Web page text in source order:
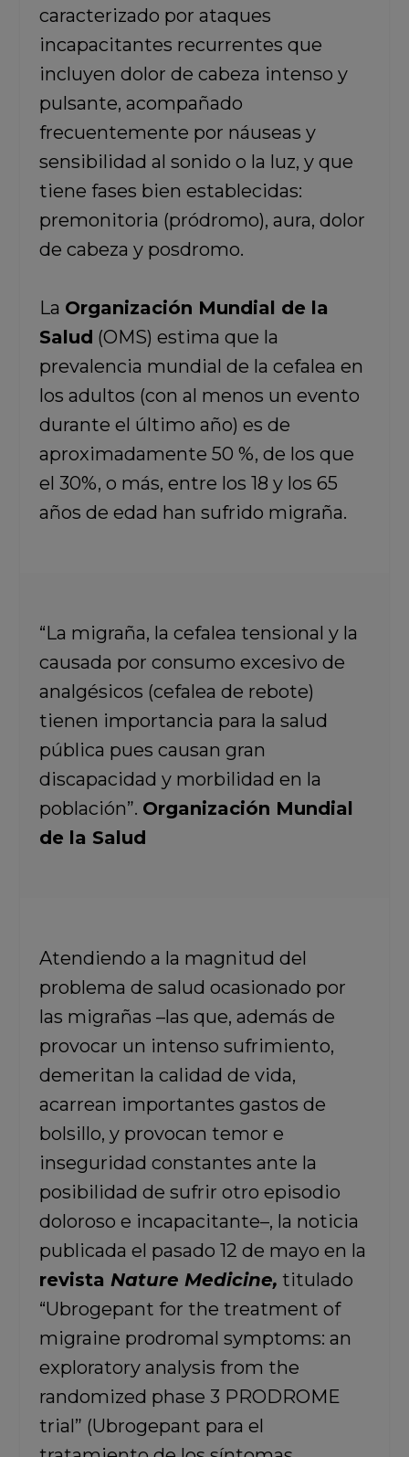
caracterizado por ataques
incapacitantes recurrentes que
incluyen dolor de cabeza intenso y
pulsante, acompañado
frecuentemente por náuseas y
sensibilidad al sonido o la luz, y que
tiene fases bien establecidas:
premonitoria (pródromo), aura, dolor
de cabeza y posdromo.
La Organización Mundial de la
Salud (OMS) estima que la
prevalencia mundial de la cefalea en
los adultos (con al menos un evento
durante el último año) es de
aproximadamente 50 %, de los que
el 30%, o más, entre los 18 y los 65
años de edad han sufrido migraña.
“La migraña, la cefalea tensional y la
causada por consumo excesivo de
analgésicos (cefalea de rebote)
tienen importancia para la salud
pública pues causan gran
discapacidad y morbilidad en la
población”. Organización Mundial
de la Salud
Atendiendo a la magnitud del
problema de salud ocasionado por
las migrañas –las que, además de
provocar un intenso sufrimiento,
demeritan la calidad de vida,
acarrean importantes gastos de
bolsillo, y provocan temor e
inseguridad constantes ante la
posibilidad de sufrir otro episodio
doloroso e incapacitante–, la noticia
publicada el pasado 12 de mayo en la
revista Nature Medicine, titulado
“Ubrogepant for the treatment of
migraine prodromal symptoms: an
exploratory analysis from the
randomized phase 3 PRODROME
trial” (Ubrogepant para el